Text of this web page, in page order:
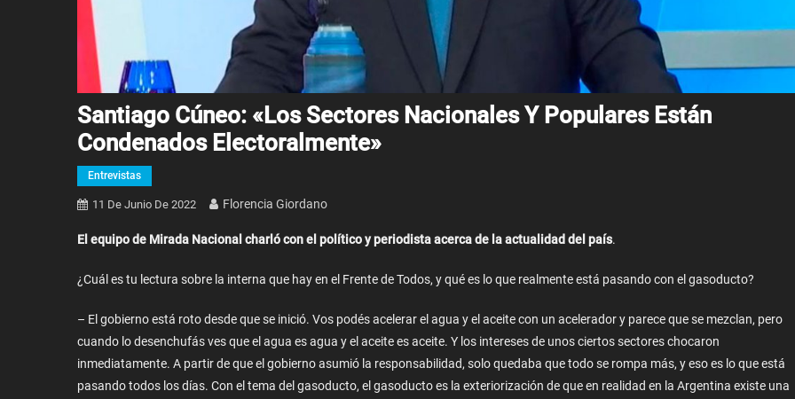
Santiago Cúneo: «Los Sectores Nacionales Y Populares Están
Condenados Electoralmente»
Entrevistas
11 De Junio De 2022 Florencia Giordano
El equipo de Mirada Nacional charló con el político y periodista acerca de la actualidad del país.
¿Cuál es tu lectura sobre la interna que hay en el Frente de Todos, y qué es lo que realmente está pasando con el gasoducto?
– El gobierno está roto desde que se inició. Vos podés acelerar el agua y el aceite con un acelerador y parece que se mezclan, pero
cuando lo desenchufás ves que el agua es agua y el aceite es aceite. Y los intereses de unos ciertos sectores chocaron
inmediatamente. A partir de que el gobierno asumió la responsabilidad, solo quedaba que todo se rompa más, y eso es lo que está
pasando todos los días. Con el tema del gasoducto, el gasoducto es la exteriorización de que en realidad en la Argentina existe una